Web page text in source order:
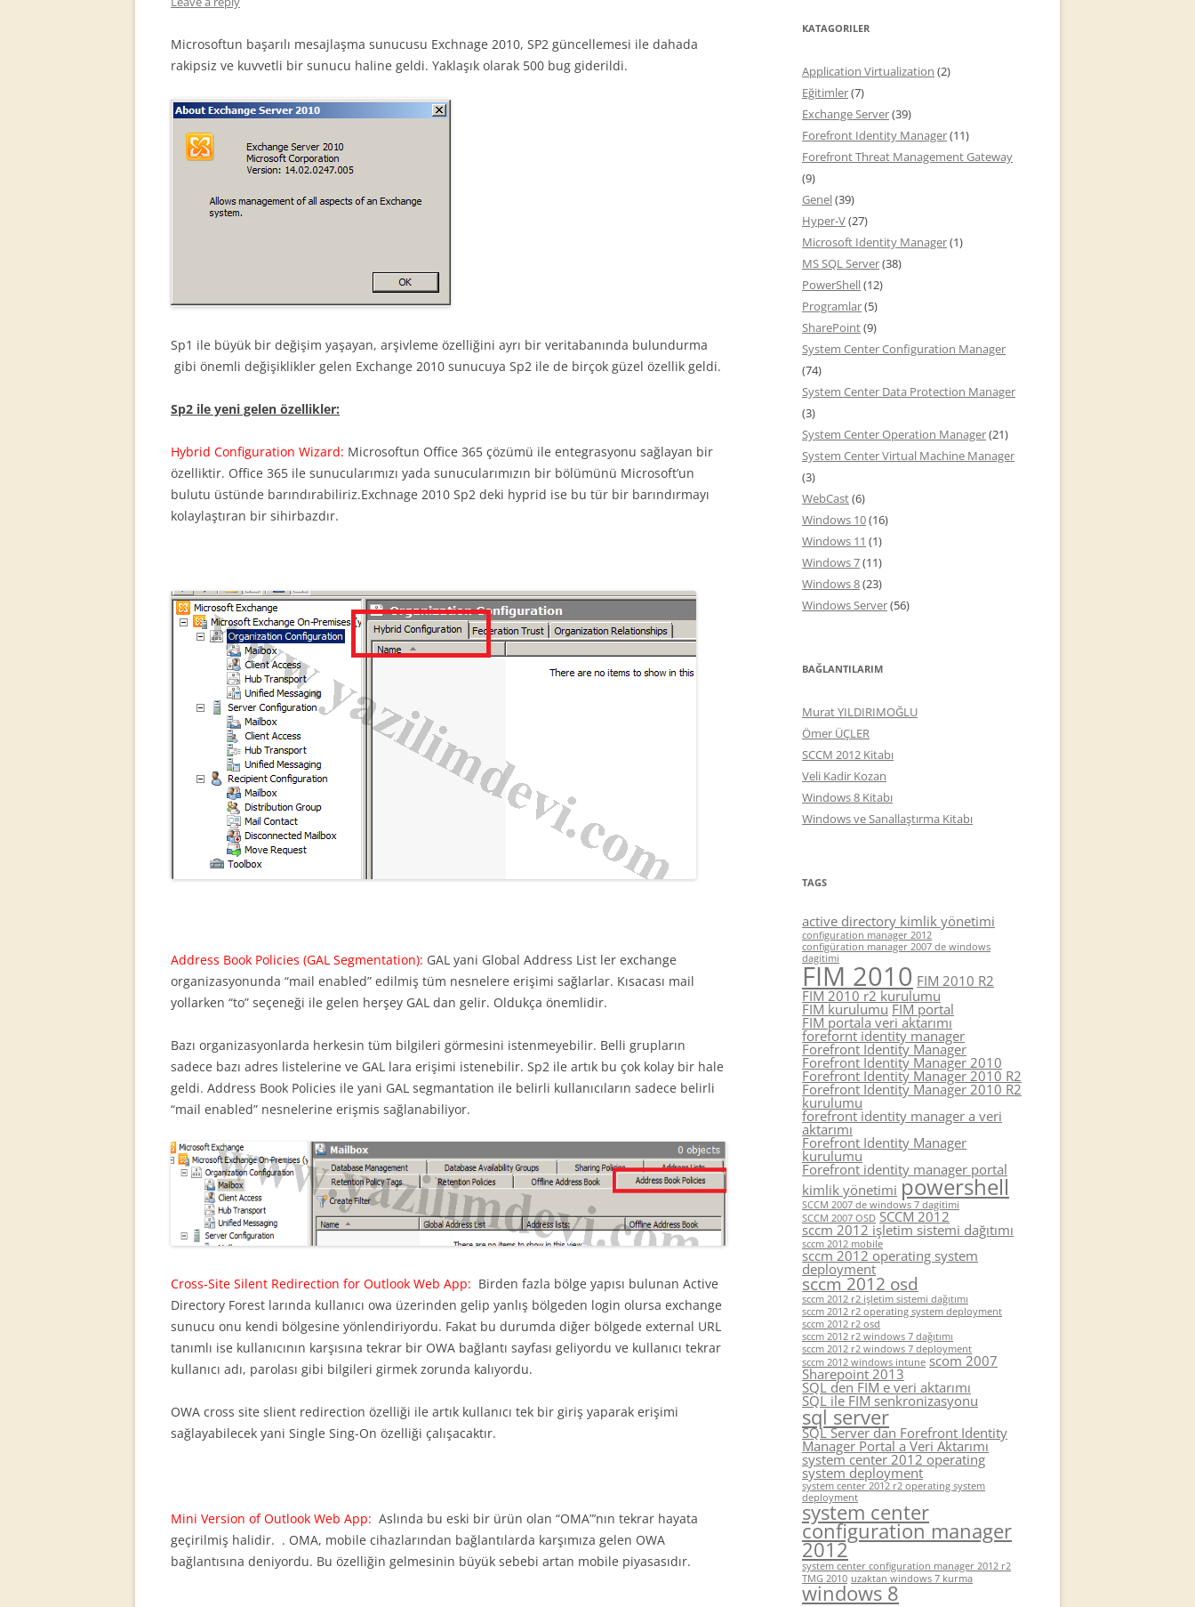
Microsoftun başarılı mesajlaşma sunucusu Exchnage 2010, SP2 güncellemesi ile dahada
rakipsiz ve kuvvetli bir sunucu haline geldi. Yaklaşık olarak 500 bug giderildi.
Sp1 ile büyük bir değişim yaşayan, arşivleme özelliğini ayrı bir veritabanında bulundurma
gibi önemli değişiklikler gelen Exchange 2010 sunucuya Sp2 ile de birçok güzel özellik geldi.
Sp2 ile yeni gelen özellikler:
Hybrid Configuration Wizard: Microsoftun Office 365 çözümü ile entegrasyonu sağlayan bir
özelliktir. Office 365 ile sunucularımızı yada sunucularımızın bir bölümünü Microsoft’un
bulutu üstünde barındırabiliriz.Exchnage 2010 Sp2 deki hyprid ise bu tür bir barındırmayı
kolaylaştıran bir sihirbazdır.
Address Book Policies (GAL Segmentation): GAL yani Global Address List ler exchange
organizasyonunda “mail enabled” edilmiş tüm nesnelere erişimi sağlarlar. Kısacası mail
yollarken “to” seçeneği ile gelen herşey GAL dan gelir. Oldukça önemlidir.
Bazı organizasyonlarda herkesin tüm bilgileri görmesini istenmeyebilir. Belli grupların
sadece bazı adres listelerine ve GAL lara erişimi istenebilir. Sp2 ile artık bu çok kolay bir hale
geldi. Address Book Policies ile yani GAL segmantation ile belirli kullanıcıların sadece belirli
“mail enabled” nesnelerine erişmis sağlanabiliyor.
Cross-Site Silent Redirection for Outlook Web App: Birden fazla bölge yapısı bulunan Active
Directory Forest larında kullanıcı owa üzerinden gelip yanlış bölgeden login olursa exchange
sunucu onu kendi bölgesine yönlendiriyordu. Fakat bu durumda diğer bölgede external URL
tanımlı ise kullanıcının karşısına tekrar bir OWA bağlantı sayfası geliyordu ve kullanıcı tekrar
kullanıcı adı, parolası gibi bilgileri girmek zorunda kalıyordu.
OWA cross site slient redirection özelliği ile artık kullanıcı tek bir giriş yaparak erişimi
sağlayabilecek yani Single Sing-On özelliği çalışacaktır.
Mini Version of Outlook Web App: Aslında bu eski bir ürün olan “OMA”’nın tekrar hayata
geçirilmiş halidir. . OMA, mobile cihazlarından bağlantılarda karşımıza gelen OWA
bağlantısına deniyordu. Bu özelliğin gelmesinin büyük sebebi artan mobile piyasasıdır.
KATAGORILER
Application Virtualization (2)
Eğitimler(7)
Exchange Server(39)
Forefront Identity Manager(11)
Forefront Threat Management Gateway
(9)
Genel(39)
Hyper-V(27)
Microsoft Identity Manager(1)
MS SQL Server(38)
PowerShell(12)
Programlar(5)
SharePoint(9)
System Center Configuration Manager
(74)
System Center Data Protection Manager
(3)
System Center Operation Manager(21)
System Center Virtual Machine Manager
(3)
WebCast(6)
Windows 10(16)
Windows 11 (1)
Windows 7(11)
Windows 8(23)
Windows Server(56)
BAĞLANTILARIM
Murat YILDIRIMOĞLU
Ömer ÜÇLER
SCCM 2012 Kitabı
Veli Kadir Kozan
Windows 8 Kitabı
Windows ve Sanallaştırma Kitabı
TAGS
active directory kimlik yönetimi
configuration manager 2012
configüration manager 2007 de windows
dagitimi
FIM 2010 FIM 2010 R2
FIM 2010 r2 kurulumu
FIM kurulumu FIM portal
FIM portala veri aktarımı
forefornt identity manager
Forefront Identity Manager
Forefront Identity Manager 2010
Forefront Identity Manager 2010 R2
Forefront Identity Manager 2010 R2
kurulumu
forefront identity manager a veri
aktarımı
Forefront Identity Manager
kurulumu
Forefront identity manager portal
kimlik yönetimi powershell
SCCM 2007 de windows 7 dagitimi
SCCM 2007 OSD SCCM 2012
sccm 2012 işletim sistemi dağıtımı
sccm 2012 mobile
sccm 2012 operating system
deployment
sccm 2012 osd
sccm 2012 r2 işletim sistemi dağıtımı
sccm 2012 r2 operating system deployment
sccm 2012 r2 osd
sccm 2012 r2 windows 7 dağıtımı
sccm 2012 r2 windows 7 deployment
sccm 2012 windows intune scom 2007
Sharepoint 2013
SQL den FIM e veri aktarımı
SQL ile FIM senkronizasyonu
sql server
SQL Server dan Forefront Identity
Manager Portal a Veri Aktarımı
system center 2012 operating
system deployment
system center 2012 r2 operating system
deployment
system center
configuration manager
2012
system center configuration manager 2012 r2
TMG 2010 uzaktan windows 7 kurma
windows 8